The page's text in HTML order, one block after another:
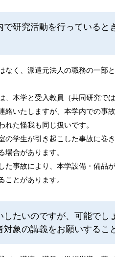
研究活動を行っていると
く、派遣元法人の職務の一部
、本学と受入教員（共同研究で
絡いたしますが、本学内での事
た怪我も同じ扱いです。
学生が引き起こした事故に巻
合があります。
事故により、本学設備・備品
とがあります。
たいのですが、可能でし
象の講義をお願いするこ